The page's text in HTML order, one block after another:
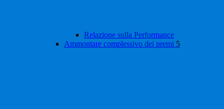
Relazione sulla Performance
Ammontare complessivo dei premi 5